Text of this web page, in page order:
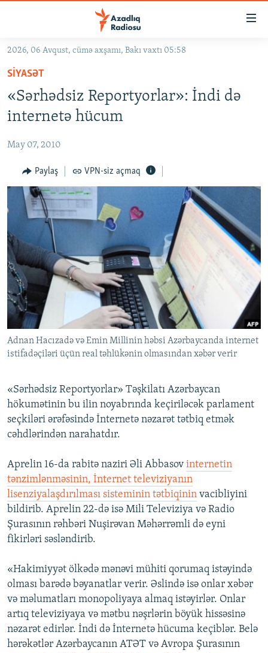
Əsas
qayıt
Əsas
naviqasiyaya
qayıt
GÜNDƏM
#İZAHLA
KORRUPSIOMETR
FƏRQƏ BAX
QANUNI DOĞRU
ARAŞDIRMA
MULTIMEDIA
FOTOQALEREYA
İNFOQRAFIKA
KARIKATURA
RADIO ARXIV
OXU ZALI
AZƏRBAYCAN ƏDƏBIYYATI KITABXANASI
İSLAM VƏ DEMOKRATIYA
İZ - MƏDƏNIYYƏT PROQRAMI
HAQQIMIZDA
MISSIYAMIZ
PEŞƏ ETIKASI VƏ JURNALISTIKA STANDARTLARIMIZ
MATERIALLARIMIZDAN ISTIFADƏ
AZADLIQRADIOSU MOBIL TELEFONUNUZDA
XƏBƏR BÜLLETENLƏRIMIZ
BIZI IZLƏ
RFE/RL-in bütün saytları
2026, 06 Avqust, cümə axşamı, Bakı vaxtı 05:58
SIYASƏT
«Sərhədsiz Reportyorlar»: İndi də
internetə hücum
May 07, 2010
Paylaş VPN-siz açmaq
Adnan Hacızadə və Emin Millinin həbsi Azərbaycanda internet
istifadəçiləri üçün real təhlükənin olmasından xəbər verir
«Sərhədsiz Reportyorlar» Təşkilatı Azərbaycan
hökumətinin bu ilin noyabrında keçiriləcək parlament
seçkiləri ərəfəsində İnternetə nəzarət tətbiq etmək
cəhdlərindən narahatdır.
Aprelin 16-da rabitə naziri Əli Abbasov internetin
tənzimlənməsinin, İnternet televiziyanın
lisenziyalaşdırılması sisteminin tətbiqinin vacibliyini
bildirib. Aprelin 22-də isə Mili Televiziya və Radio
Şurasının rəhbəri Nuşirəvan Məhərrəmli də eyni
fikirləri səsləndirib.
«Hakimiyyət ölkədə mənəvi mühiti qorumaq istəyində
olması barədə bəyanatlar verir. Əslində isə onlar xəbər
və məlumatları monopoliyaya almaq istəyirlər. Onlar
artıq televiziyaya və mətbu nəşrlərin böyük hissəsinə
nəzarət edirlər. İndi də İnternetə hücuma keçiblər. Belə
hərəkətlər Azərbaycanın ATƏT və Avropa Şurasının